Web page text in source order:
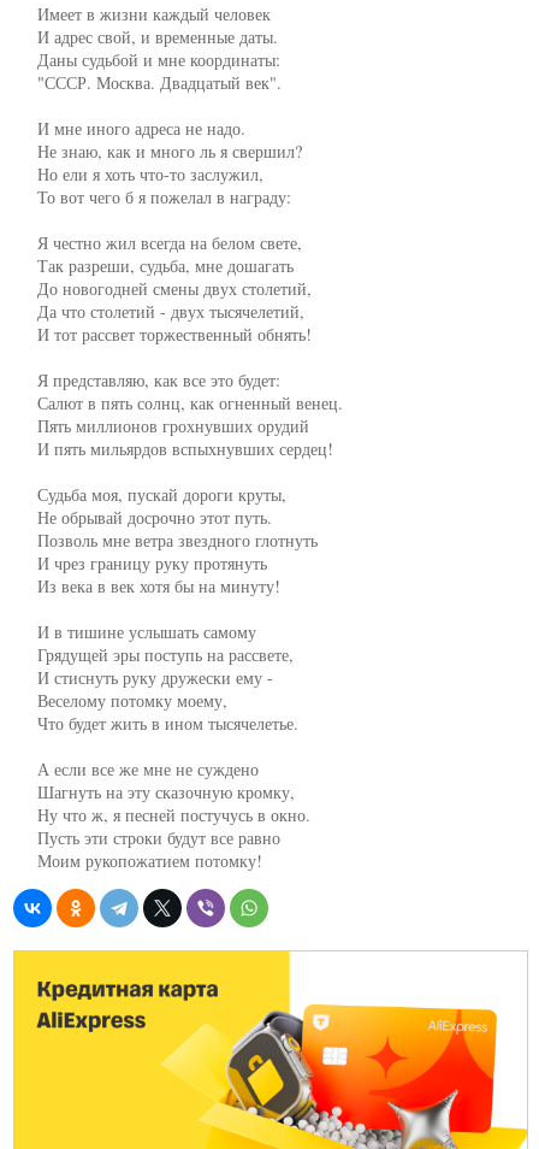
     Имеет в жизни каждый человек
     И адрес свой, и временные даты.
     Даны судьбой и мне координаты:
     "СССР. Москва. Двадцатый век".
     И мне иного адреса не надо.
     Не знаю, как и много ль я свершил?
     Но ели я хоть что-то заслужил,
     То вот чего б я пожелал в награду:
     Я честно жил всегда на белом свете,
     Так разреши, судьба, мне дошагать
     До новогодней смены двух столетий,
     Да что столетий - двух тысячелетий,
     И тот рассвет торжественный обнять!
     Я представляю, как все это будет:
     Салют в пять солнц, как огненный венец.
     Пять миллионов грохнувших орудий
     И пять мильярдов вспыхнувших сердец!
     Судьба моя, пускай дороги круты,
     Не обрывай досрочно этот путь.
     Позволь мне ветра звездного глотнуть
     И чрез границу руку протянуть
     Из века в век хотя бы на минуту!
     И в тишине услышать самому
     Грядущей эры поступь на рассвете,
     И стиснуть руку дружески ему -
     Веселому потомку моему,
     Что будет жить в ином тысячелетье.
     А если все же мне не суждено
     Шагнуть на эту сказочную кромку,
     Ну что ж, я песней постучусь в окно.
     Пусть эти строки будут все равно
     Моим рукопожатием потомку!